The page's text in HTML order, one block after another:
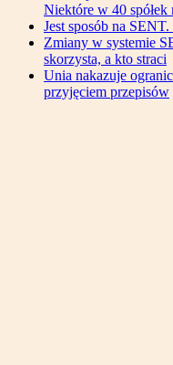
Niektóre w 40 spółek
Jest sposób na
Zmiany w systemie
skorzysta, a kto straci
Unia nakazuje
przyjęciem przepisów